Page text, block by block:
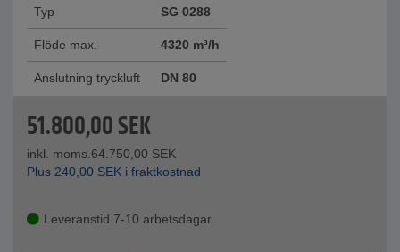
Typ SG 0288
Flöde max. 4320 m³/h
Anslutning tryckluft DN 80
51.800,00SEK
inkl. moms.64.750,00 SEK
Plus 240,00 SEK i fraktkostnad
Leveranstid 7-10 arbetsdagar